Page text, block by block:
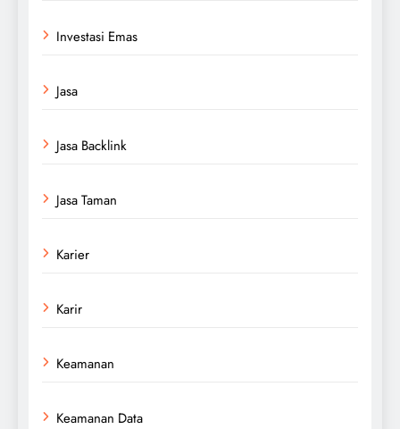
Investasi Emas
Jasa
Jasa Backlink
Jasa Taman
Karier
Karir
Keamanan
Keamanan Data